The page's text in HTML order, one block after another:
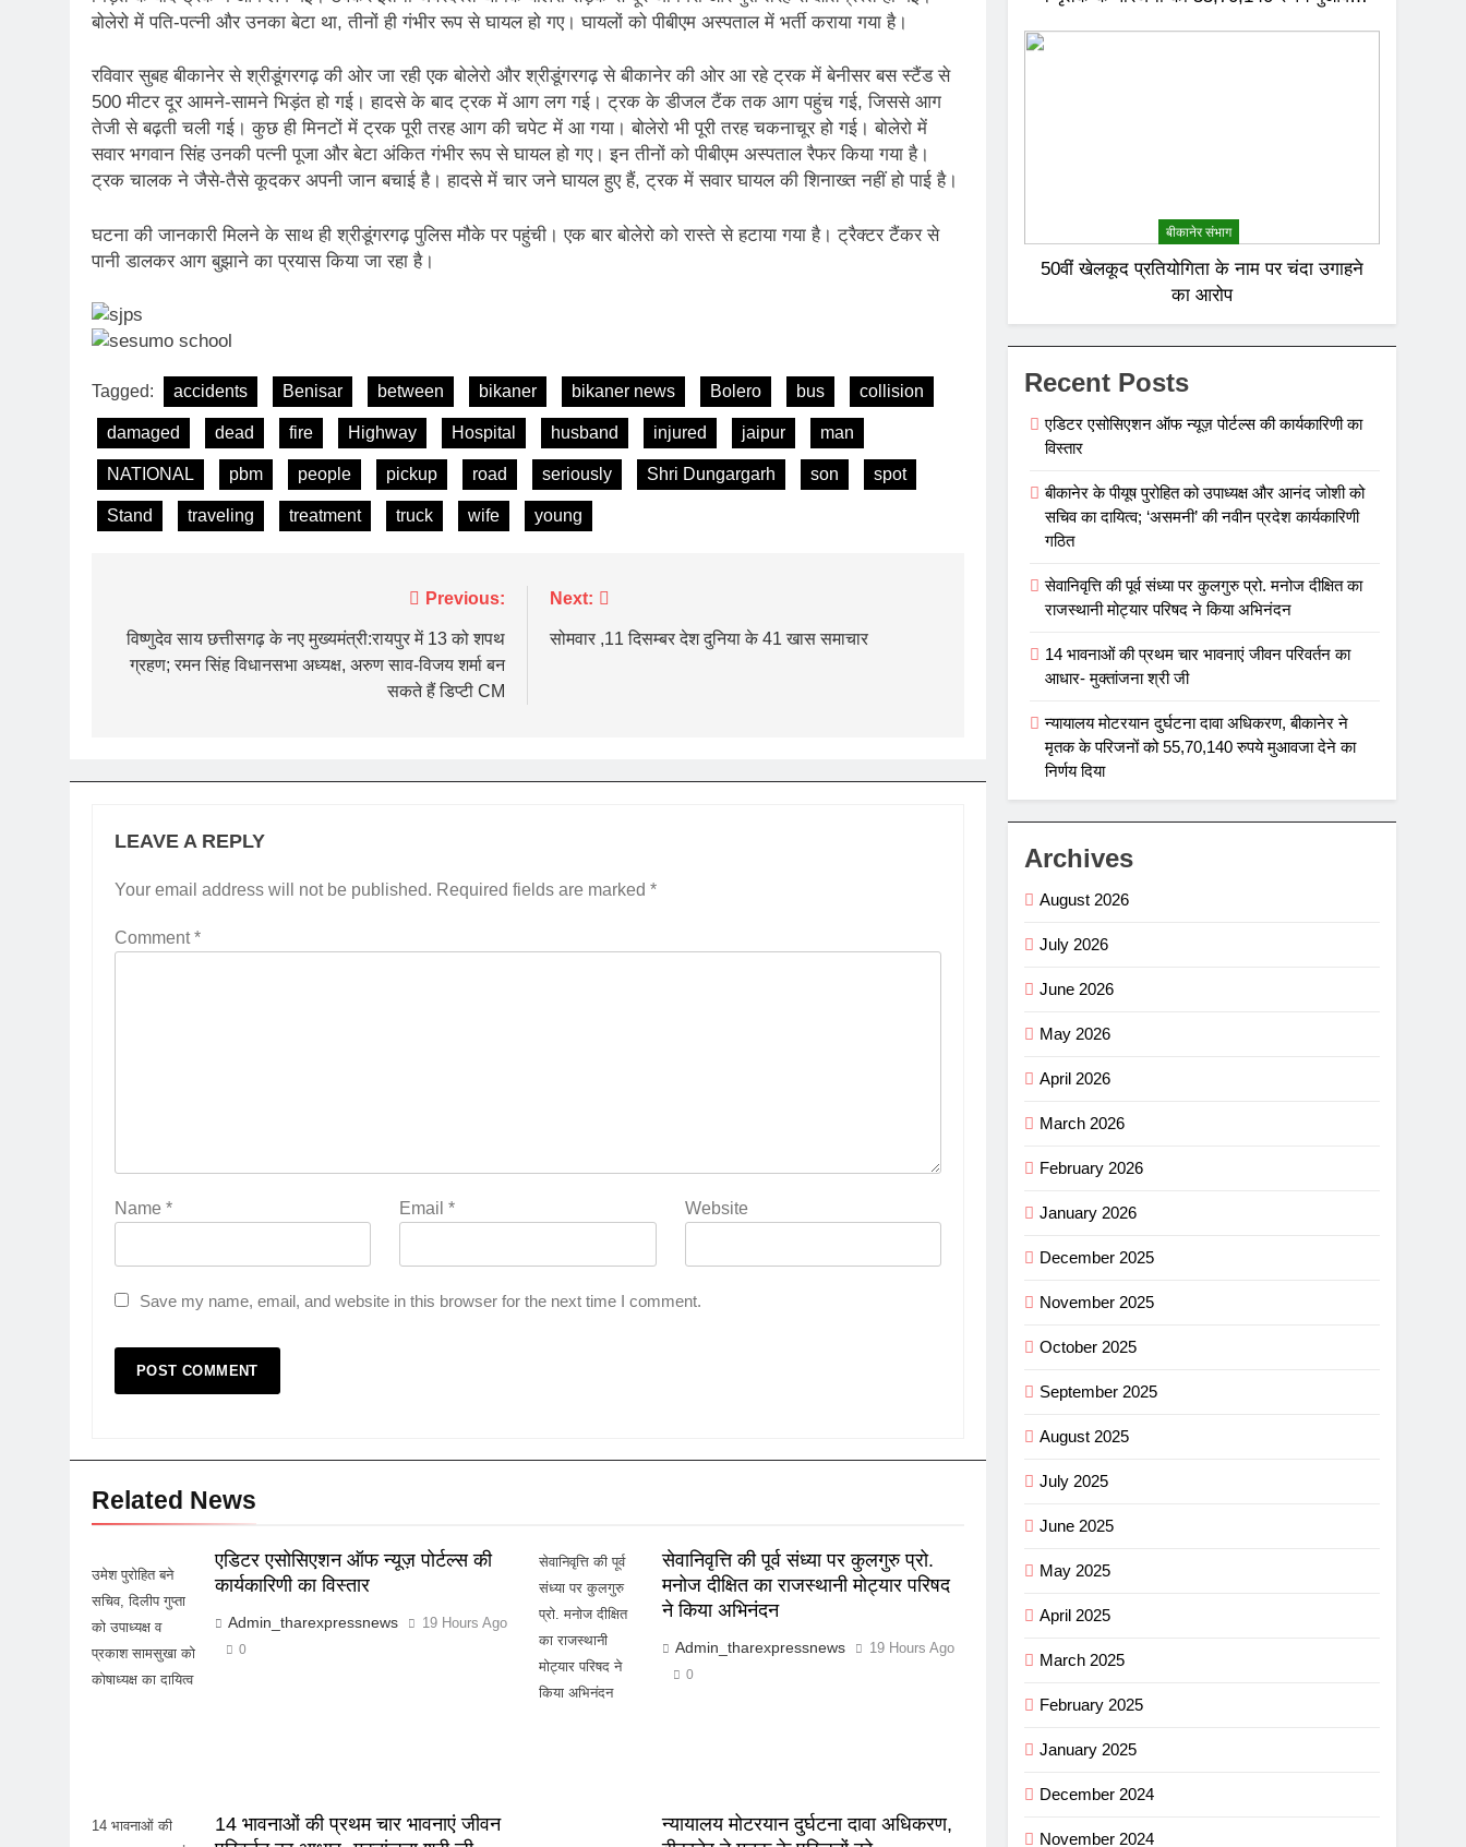
बोलेरो में पति-पत्नी और उनका बेटा था, तीनों ही गंभीर रूप से घायल हो गए। घायलों को पीबीएम अस्पताल में भर्ती कराया गया है।
रविवार सुबह बीकानेर से श्रीडूंगरगढ़ की ओर जा रही एक बोलेरो और श्रीडूंगरगढ़ से बीकानेर की ओर आ रहे ट्रक में बेनीसर बस स्टैंड से
500 मीटर दूर आमने-सामने भिड़ंत हो गई। हादसे के बाद ट्रक में आग लग गई। ट्रक के डीजल टैंक तक आग पहुंच गई, जिससे आग
तेजी से बढ़ती चली गई। कुछ ही मिनटों में ट्रक पूरी तरह आग की चपेट में आ गया। बोलेरो भी पूरी तरह चकनाचूर हो गई। बोलेरो में
सवार भगवान सिंह उनकी पत्नी पूजा और बेटा अंकित गंभीर रूप से घायल हो गए। इन तीनों को पीबीएम अस्पताल रैफर किया गया है।
ट्रक चालक ने जैसे-तैसे कूदकर अपनी जान बचाई है। हादसे में चार जने घायल हुए हैं, ट्रक में सवार घायल की शिनाख्त नहीं हो पाई है।
घटना की जानकारी मिलने के साथ ही श्रीडूंगरगढ़ पुलिस मौके पर पहुंची। एक बार बोलेरो को रास्ते से हटाया गया है। ट्रैक्टर टैंकर से
पानी डालकर आग बुझाने का प्रयास किया जा रहा है।
Tagged: accidents Benisar between bikaner bikaner news Bolero bus collision
damaged dead fire Highway Hospital husband injured jaipur man
NATIONAL pbm people pickup road seriously Shri Dungargarh son spot
Stand traveling treatment truck wife young
navigation
Previous:
विष्णुदेव साय छत्तीसगढ़ के नए मुख्यमंत्री:रायपुर में 13 को शपथ
ग्रहण; रमन सिंह विधानसभा अध्यक्ष, अरुण साव-विजय शर्मा बन
सकते हैं डिप्टी CM
Next:
सोमवार ,11 दिसम्बर देश दुनिया के 41 खास समाचार
LEAVE A REPLY
Your email address will not be published. Required fields are marked *
Comment*
Name * Email* Website
Save my name, email, and website in this browser for the next time I comment.
Related News
उमेश पुरोहित बने
सचिव, दिलीप गुप्ता
को उपाध्यक्ष व
प्रकाश सामसुखा को
कोषाध्यक्ष का दायित्व
एडिटर एसोसिएशन ऑफ न्यूज़ पोर्टल्स की
कार्यकारिणी का विस्तार
Admin_tharexpressnews 19 Hours Ago
0
सेवानिवृत्ति की पूर्व
संध्या पर कुलगुरु
प्रो. मनोज दीक्षित
का राजस्थानी
मोट्यार परिषद ने
किया अभिनंदन
सेवानिवृत्ति की पूर्व संध्या पर कुलगुरु प्रो.
मनोज दीक्षित का राजस्थानी मोट्यार परिषद
ने किया अभिनंदन
Admin_tharexpressnews 19 Hours Ago
0
14 भावनाओं की
14 भावनाओं की प्रथम चार भावनाएं जीवन
न्यायालय मोटरयान दुर्घटना दावा अधिकरण,
बीकानेर संभाग
50वीं खेलकूद प्रतियोगिता के नाम पर चंदा उगाहने
का आरोप
Recent Posts
एडिटर एसोसिएशन ऑफ न्यूज़ पोर्टल्स की कार्यकारिणी का
विस्तार
बीकानेर के पीयूष पुरोहित को उपाध्यक्ष और आनंद जोशी को
सचिव का दायित्व; ‘असमनी’ की नवीन प्रदेश कार्यकारिणी
गठित
सेवानिवृत्ति की पूर्व संध्या पर कुलगुरु प्रो. मनोज दीक्षित का
राजस्थानी मोट्यार परिषद ने किया अभिनंदन
14 भावनाओं की प्रथम चार भावनाएं जीवन परिवर्तन का
आधार- मुक्तांजना श्री जी
न्यायालय मोटरयान दुर्घटना दावा अधिकरण, बीकानेर ने
मृतक के परिजनों को 55,70,140 रुपये मुआवजा देने का
निर्णय दिया
Archives
August 2026
July 2026
June 2026
May 2026
April 2026
March 2026
February 2026
January 2026
December 2025
November 2025
October 2025
September 2025
August 2025
July 2025
June 2025
May 2025
April 2025
March 2025
February 2025
January 2025
December 2024
November 2024